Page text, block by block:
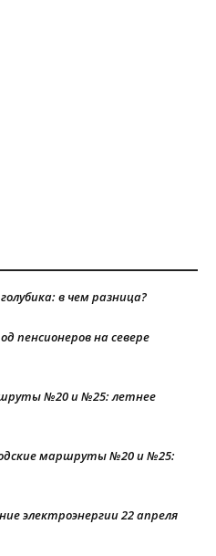
в чем разница?
пенсионеров на севере
№20 и №25: летнее
маршруты №20 и №25:
электроэнергии 22 апреля